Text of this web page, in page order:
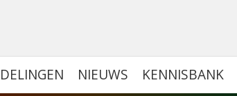
NIEUWS KENNISBANK